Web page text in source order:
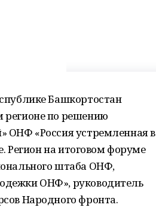
Башкортостан
по решению
ОНФ «Россия устремленная в
Регион на итоговом форуме
штаба ОНФ,
ОНФ», руководитель
Народного фронта.